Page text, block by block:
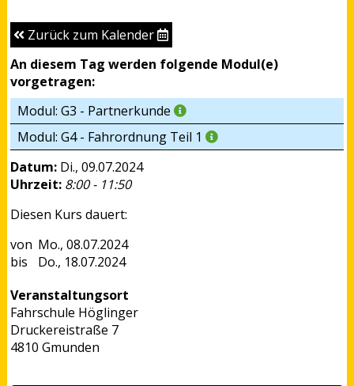
Zurück zum Kalender
An diesem Tag werden folgende Modul(e)
vorgetragen:
Modul: G3 - Partnerkunde
Modul: G4 - Fahrordnung Teil 1
Datum: Di., 09.07.2024
Uhrzeit: 8:00 - 11:50
Diesen Kurs dauert:
Mo., 08.07.2024
Do., 18.07.2024
Veranstaltungsort
Fahrschule Höglinger
Druckereistraße 7
4810 Gmunden